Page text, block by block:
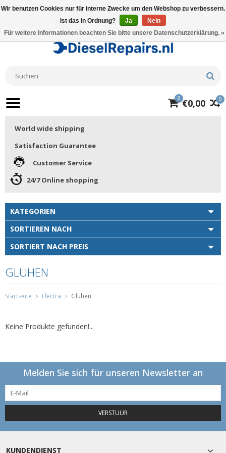
0
0 €0,00
World wide shipping
Satisfaction Guarantee
Customer Service
24/7 Online shopping
KATEGORIEN
SORTIEREN NACH
SORTIERT NACH PREIS
GLÜHEN
Startseite Electra Glühen
Keine Produkte gefunden!...
Melden Sie sich für unseren Newsletter an
VERSTUUR
KUNDENDIENST
Wir benutzen Cookies nur für interne Zwecke um den Webshop zu verbessern.
Ist das in Ordnung?
Ja
Nein
Für weitere Informationen beachten Sie bitte unsere Datenschutzerklärung. »